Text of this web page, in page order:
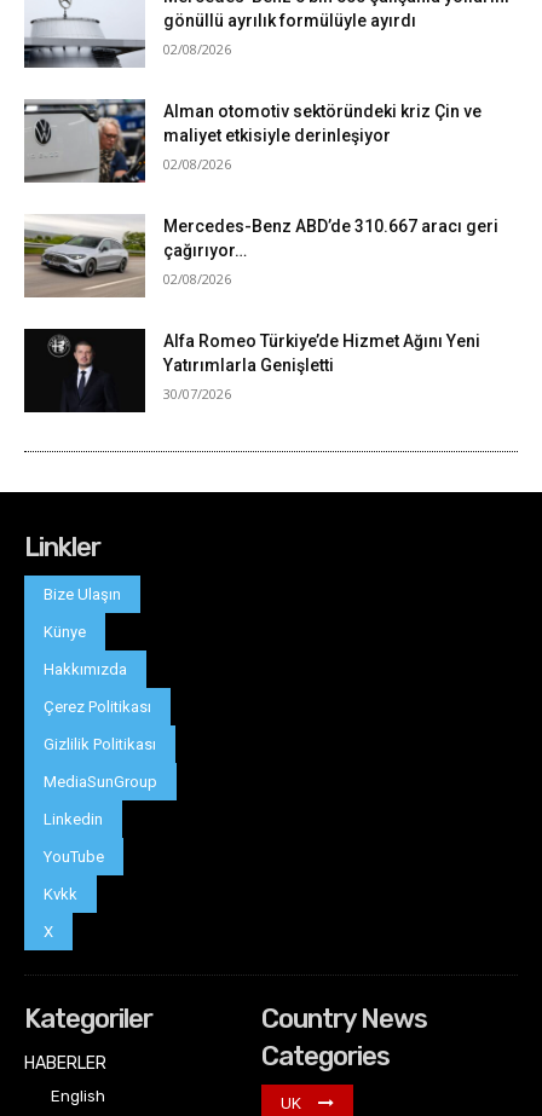
Linkler
Bize Ulaşın
Künye
Hakkımızda
Çerez Politikası
Gizlilik Politikası
MediaSunGroup
Linkedin
YouTube
Kvkk
X
Kategoriler
HABERLER
English
Country News
Categories
UK